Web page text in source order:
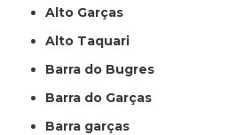
Alto Garças
Alto Taquari
Barra do Bugres
Barra do Garças
Barra garças